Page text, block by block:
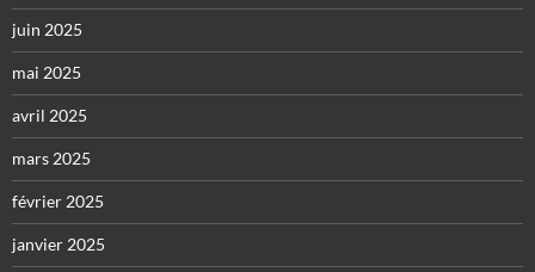
juin 2025
mai 2025
avril 2025
mars 2025
février 2025
janvier 2025